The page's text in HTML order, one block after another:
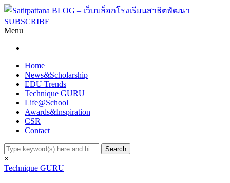
SUBSCRIBE
Menu
Home
News&Scholarship
EDU Trends
Technique GURU
Life@School
Awards&Inspiration
CSR
Contact
×
Technique GURU